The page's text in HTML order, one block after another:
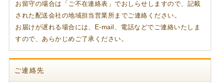
お留守の場合は「ご不在連絡表」でおしらせしますので、記載
された配送会社の地域担当営業所までご連絡ください。
お届けが遅れる場合には、E-mail、電話などでご連絡いたしま
すので、あらかじめご了承ください。
ご連絡先